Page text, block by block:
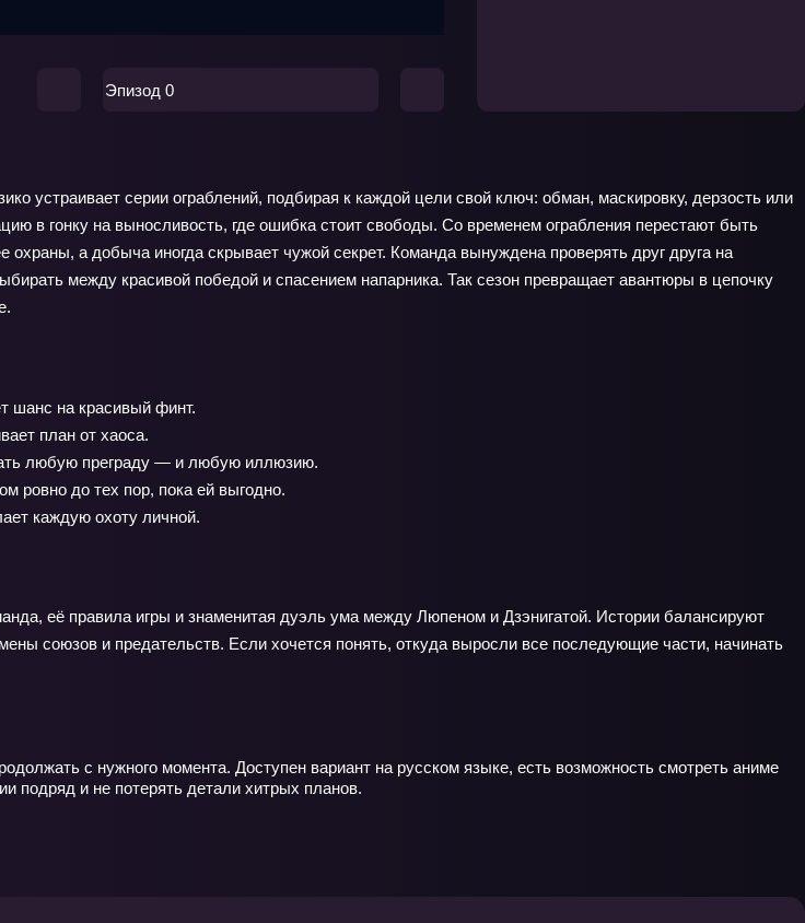
Эпизод 0
устраивает серии ограблений, подбирая к каждой цели свой ключ: обман, маскировку, дерзость или
в гонку на выносливость, где ошибка стоит свободы. Со временем ограбления перестают быть
а добыча иногда скрывает чужой секрет. Команда вынуждена проверять друг друга на
между красивой победой и спасением напарника. Так сезон превращает авантюры в цепочку
шанс на красивый финт.
план от хаоса.
любую преграду — и любую иллюзию.
ровно до тех пор, пока ей выгодно.
каждую охоту личной.
её правила игры и знаменитая дуэль ума между Люпеном и Дзэнигатой. Истории балансируют
союзов и предательств. Если хочется понять, откуда выросли все последующие части, начинать
с нужного момента. Доступен вариант на русском языке, есть возможность смотреть аниме
подряд и не потерять детали хитрых планов.